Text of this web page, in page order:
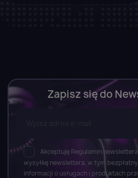
Zapisz się do
Akceptuję Regulamin
wysyłkę newslettera, w tym
informacji o usługach i produktach